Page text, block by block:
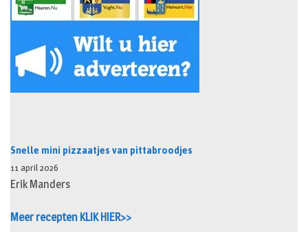
Snelle mini pizzaatjes van pittabroodjes
11 april 2026
Erik Manders
Meer recepten KLIK HIER>>